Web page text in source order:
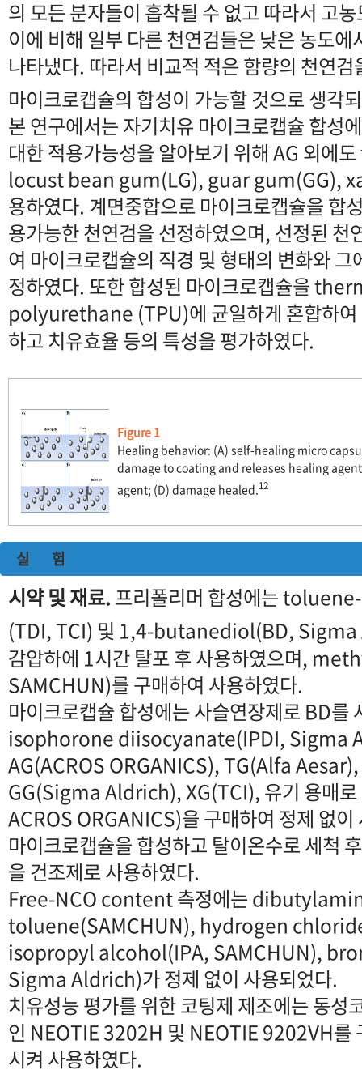
의 모든 분자들이 흡착될 수 없고 따라서 고
이에 비해 일부 다른 천연검들은 낮은 농도
나타냈다. 따라서 비교적 적은 함량의 천연
마이크로캡슐의 합성이 가능할 것으로 생각
본 연구에서는 자기치유 마이크로캡슐 합성
대한 적용가능성을 알아보기 위해 AG 외
locust bean gum(LG), guar gum(GG),
용하였다. 계면중합으로 마이크로캡슐을 합
용가능한 천연검을 선정하였으며, 선정된 천
여 마이크로캡슐의 직경 및 형태의 변화와
정하였다. 또한 합성된 마이크로캡슐을
polyurethane (TPU)에 균일하게 혼합하여
하고 치유효율 등의 특성을 평가하였다.
Figure 1
Healing behavior: (A) self-healing micro
damage to coating and releases healing
agent; (D) damage healed. 12
실 험
시약 및 재료.프리폴리머 합성에는
(TDI, TCI) 및 1,4-butanediol(BD,
감압하에 1시간 탈포 후 사용하였으며,
SAMCHUN)를 구매하여 사용하였다.
마이크로캡슐 합성에는 사슬연장제로 BD를
isophorone diisocyanate(IPDI, Sigma
AG(ACROS ORGANICS), TG(Alfa
GG(Sigma Aldrich), XG(TCI), 유기 용매
ACROS ORGANICS)을 구매하여 정제 없이
마이크로캡슐을 합성하고 탈이온수로 세척
을 건조제로 사용하였다.
Free-NCO content 측정에는
toluene(SAMCHUN), hydrogen
isopropyl alcohol(IPA, SAMCHUN),
Sigma Aldrich)가 정제 없이 사용되었다.
치유성능 평가를 위한 코팅제 제조에는 동성
인 NEOTIE 3202H 및 NEOTIE 9202VH를
시켜 사용하였다.